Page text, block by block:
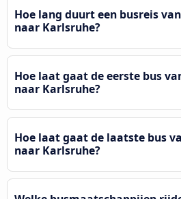
Hoe lang duurt een busreis
naar Karlsruhe?
Hoe laat gaat de eerste bus
naar Karlsruhe?
Hoe laat gaat de laatste bus
naar Karlsruhe?